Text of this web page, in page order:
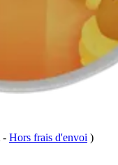
- Hors frais d'envoi )